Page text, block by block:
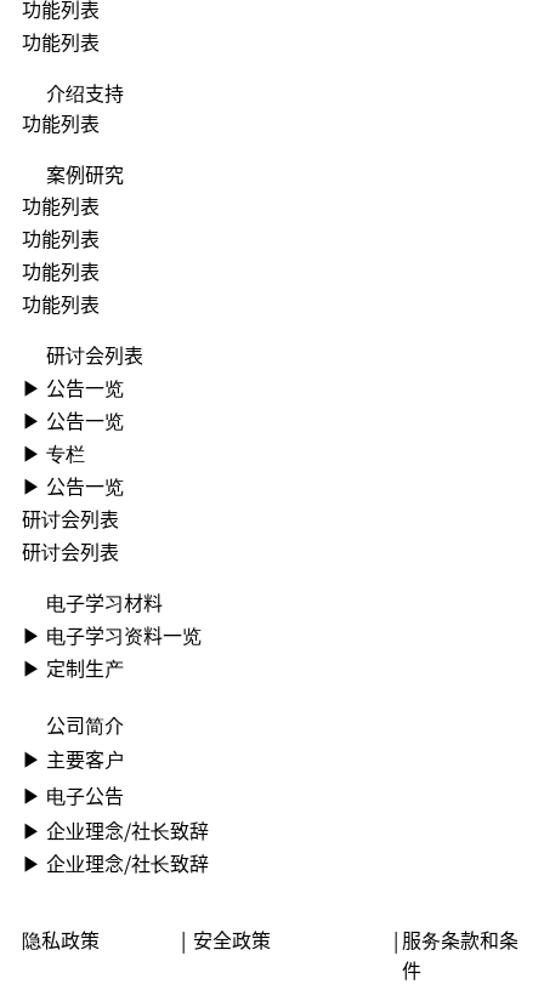
功能列表
功能列表
介绍支持
功能列表
案例研究
功能列表
功能列表
功能列表
功能列表
研讨会列表
▶ ︎公告一览
▶ ︎公告一览
▶ 专栏
▶ ︎公告一览
研讨会列表
研讨会列表
电子学习材料
▶ ︎电子学习资料一览
▶ 定制生产
公司简介
▶ ︎主要客户
▶ ︎电子公告
▶ ︎︎企业理念/社长致辞
▶ ︎︎企业理念/社长致辞
隐私政策 安全政策
服务条款和条
件
| |